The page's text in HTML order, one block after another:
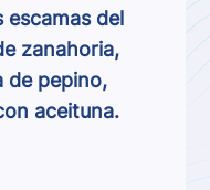
del
zanahoria,
de pepino,
aceituna.